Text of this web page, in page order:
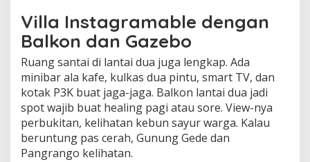
Villa Instagramable dengan
Balkon dan Gazebo
Ruang santai di lantai dua juga lengkap. Ada
minibar ala kafe, kulkas dua pintu, smart TV, dan
kotak P3K buat jaga-jaga. Balkon lantai dua jadi
spot wajib buat healing pagi atau sore. View-nya
perbukitan, kelihatan kebun sayur warga. Kalau
beruntung pas cerah, Gunung Gede dan
Pangrango kelihatan.